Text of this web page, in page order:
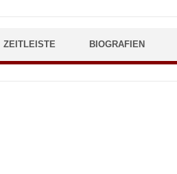
ZEITLEISTE BIOGRAFIEN